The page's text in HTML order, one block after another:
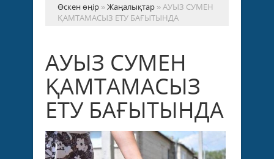
Өскен өңір »Жаңалықтар » АУЫЗ СУМЕН
ҚАМТАМАСЫЗ ЕТУ БАҒЫТЫНДА
АУЫЗ СУМЕН
ҚАМТАМАСЫЗ
ЕТУ БАҒЫТЫНДА